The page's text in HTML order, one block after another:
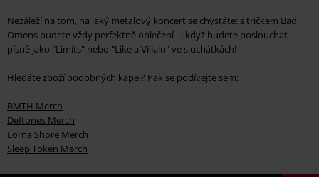
Nezáleží na tom, na jaký metalový koncert se chystáte: s tričkem Bad
Omens budete vždy perfektně oblečení - i když budete poslouchat
písně jako "Limits" nebo "Like a Villain" ve sluchátkách!
Hledáte zboží podobných kapel? Pak se podívejte sem:
BMTH Merch
Deftones Merch
Lorna Shore Merch
Sleep Token Merch